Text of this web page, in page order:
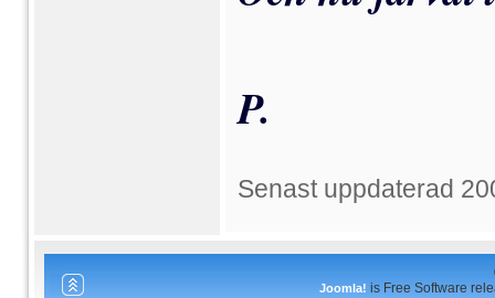
P.
Senast uppdaterad
Joomla! is Free Software